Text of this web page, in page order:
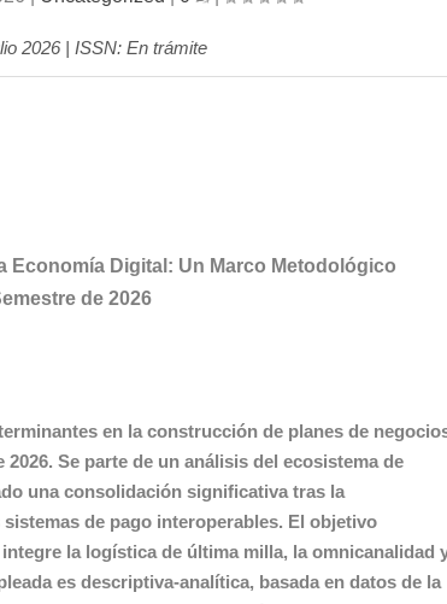
2026 | ISSN: En trámite
Digital: Un Marco Metodológico
de 2026
en la construcción de planes de
Se parte de un análisis del ecosistema de
una consolidación significativa tras la
de pago interoperables. El objetivo
la logística de última milla, la omnicanalidad
es descriptiva-analítica, basada en datos de la